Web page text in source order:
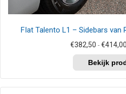
FIat Talento L1 – Sidebars van
€382,50 - €414,00